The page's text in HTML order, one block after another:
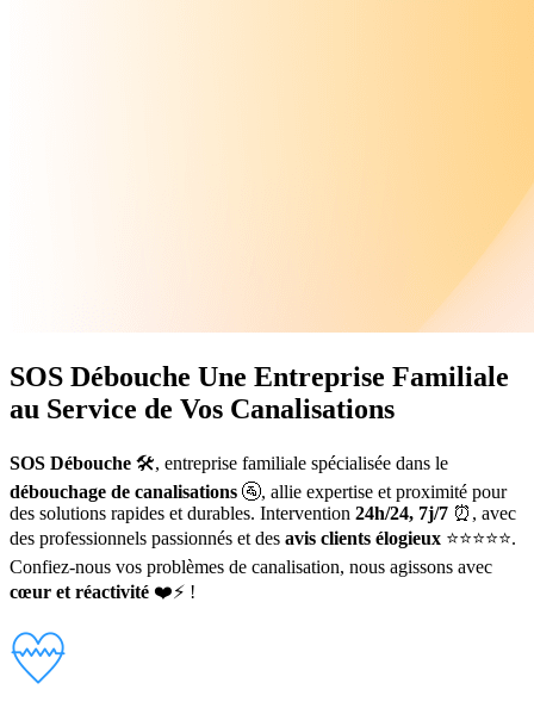
SOS Débouche Une Entreprise Familiale
au Service de Vos Canalisations
SOS Débouche 🛠️, entreprise familiale spécialisée dans le
débouchage de canalisations 🚰, allie expertise et proximité pour
des solutions rapides et durables. Intervention 24h/24, 7j/7 ⏰, avec
des professionnels passionnés et des avis clients élogieux ⭐⭐⭐⭐⭐.
Confiez-nous vos problèmes de canalisation, nous agissons avec
cœur et réactivité ❤️⚡ !